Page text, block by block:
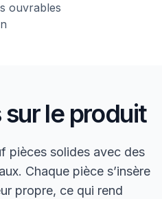
ouvrables
le produit
pièces solides avec des
Chaque pièce s’insère
propre, ce qui rend